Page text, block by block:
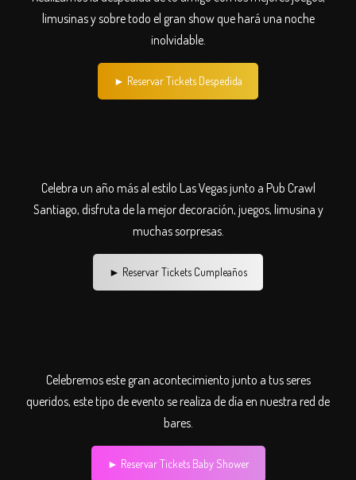
limusinas y sobre todo el gran show que hará una noche
inolvidable.
► Reservar Tickets Despedida
Celebra un año más al estilo Las Vegas junto a Pub Crawl
Santiago, disfruta de la mejor decoración, juegos, limusina y
muchas sorpresas.
► Reservar Tickets Cumpleaños
Celebremos este gran acontecimiento junto a tus seres
queridos, este tipo de evento se realiza de día en nuestra red de
bares.
► Reservar Tickets Baby Shower